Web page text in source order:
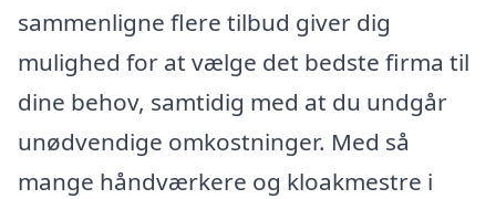
sammenligne flere tilbud giver dig
mulighed for at vælge det bedste firma til
dine behov, samtidig med at du undgår
unødvendige omkostninger. Med så
mange håndværkere og kloakmestre i